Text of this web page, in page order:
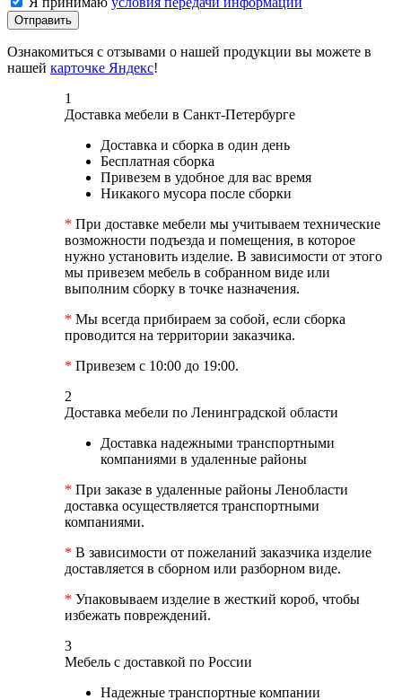
Отправить
Ознакомиться с отзывами о нашей продукции вы можете в
нашей карточке Яндекс!
1
Доставка мебели в Санкт-Петербурге
Доставка и сборка в один день
Бесплатная сборка
Привезем в удобное для вас время
Никакого мусора после сборки
* При доставке мебели мы учитываем технические
возможности подъезда и помещения, в которое
нужно установить изделие. В зависимости от этого
мы привезем мебель в собранном виде или
выполним сборку в точке назначения.
* Мы всегда прибираем за собой, если сборка
проводится на территории заказчика.
* Привезем с 10:00 до 19:00.
2
Доставка мебели по Ленинградской области
Доставка надежными транспортными
компаниями в удаленные районы
* При заказе в удаленные районы Ленобласти
доставка осуществляется транспортными
компаниями.
* В зависимости от пожеланий заказчика изделие
доставляется в сборном или разборном виде.
* Упаковываем изделие в жесткий короб, чтобы
избежать повреждений.
3
Мебель с доставкой по России
Надежные транспортные компании